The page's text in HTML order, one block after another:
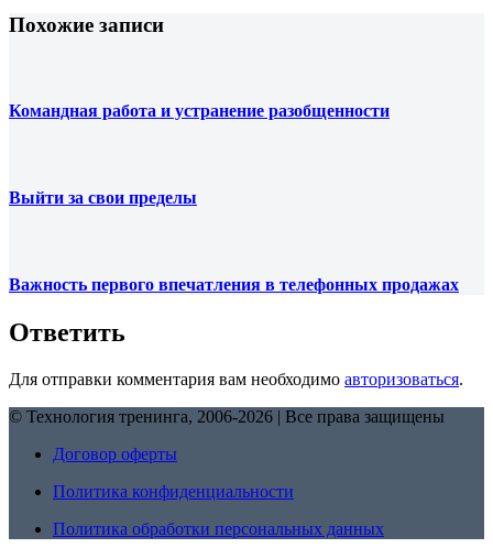
Похожие записи
Командная работа и устранение разобщенности
Выйти за свои пределы
Важность первого впечатления в телефонных продажах
Ответить
Для отправки комментария вам необходимо авторизоваться.
© Технология тренинга, 2006-2026 | Все права защищены
Договор оферты
Политика конфиденциальности
Политика обработки персональных данных